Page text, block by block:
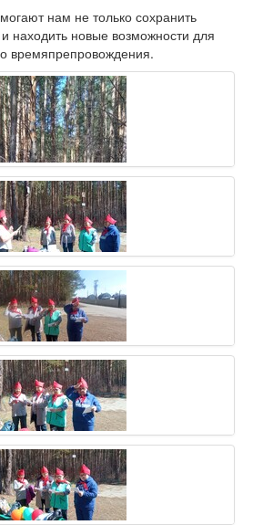
нам не только сохранить
находить новые возможности для
времяпрепровождения.